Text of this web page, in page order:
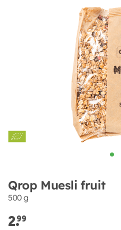
Qrop Muesli fruit
500 g
2.99